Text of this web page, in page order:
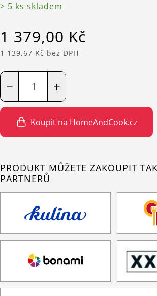
> 5 ks skladem
1 379,00 Kč
1 139,67 Kč bez DPH
+
−
Koupit na HomeAndCook.cz
PRODUKT MŮŽETE ZAKOUPIT
PARTNERŮ